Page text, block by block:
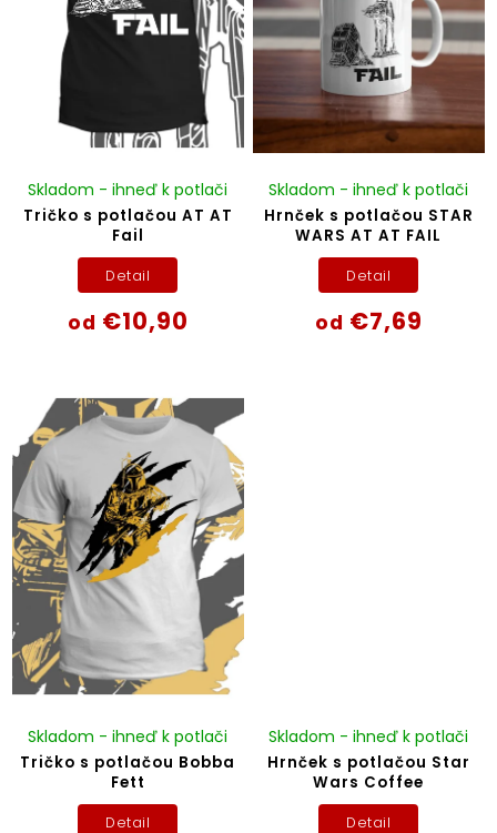
Tričko s potlačou AT AT
Fail
Skladom - ihneď k potlači
od €10,90
Detail
Hrnček s potlačou STAR
WARS AT AT FAIL
Skladom - ihneď k potlači
od €7,69
Detail
Tričko s potlačou Bobba
Fett
Skladom - ihneď k potlači
Detail
Hrnček s potlačou Star
Wars Coffee
Skladom - ihneď k potlači
Detail